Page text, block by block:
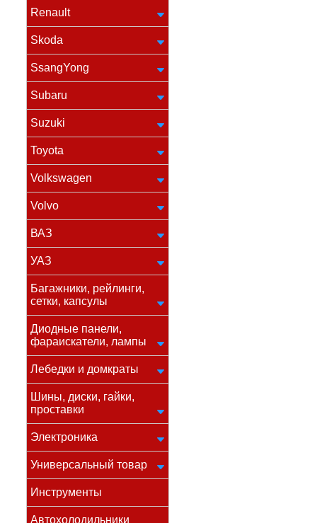
Renault
Skoda
SsangYong
Subaru
Suzuki
Toyota
Volkswagen
Volvo
ВАЗ
УАЗ
Багажники, рейлинги,
сетки, капсулы
Диодные панели,
фараискатели, лампы
Лебедки и домкраты
Шины, диски, гайки,
проставки
Электроника
Универсальный товар
Инструменты
Автохолодильники